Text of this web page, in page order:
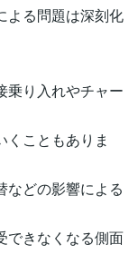
よる問題は深刻化
乗り入れやチャー
くこともありま
などの影響による
できなくなる側面